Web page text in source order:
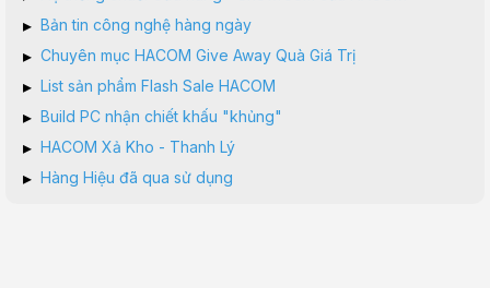
▸ Bản tin công nghệ hàng ngày
▸ Chuyên mục HACOM Give Away Quà Giá Trị
▸ List sản phẩm Flash Sale HACOM
▸ Build PC nhận chiết khấu "khủng"
▸ HACOM Xả Kho - Thanh Lý
▸ Hàng Hiệu đã qua sử dụng